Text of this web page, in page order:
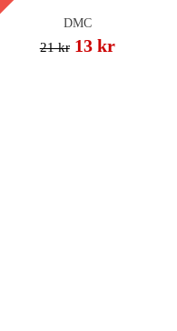
DMC
21 kr 13 kr